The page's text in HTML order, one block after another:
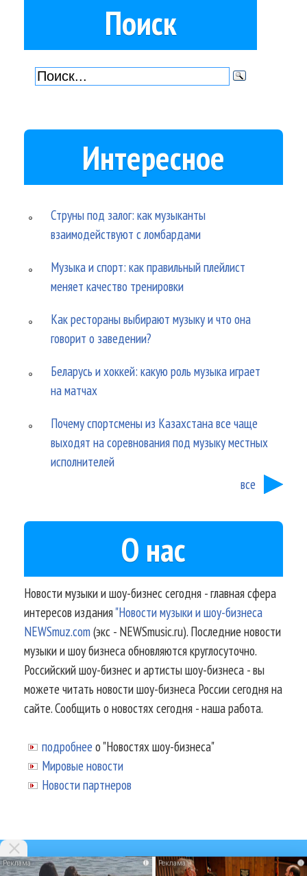
Поиск
Интересное
Струны под залог: как музыканты
взаимодействуют с ломбардами
Музыка и спорт: как правильный плейлист
меняет качество тренировки
Как рестораны выбирают музыку и что она
говорит о заведении?
Беларусь и хоккей: какую роль музыка играет
на матчах
Почему спортсмены из Казахстана все чаще
выходят на соревнования под музыку местных
исполнителей
все
О нас
Новости музыки и шоу-бизнес сегодня - главная сфера
интересов издания"Новости музыки и шоу-бизнеса
NEWSmuz.com(экс - NEWSmusic.ru). Последние новости
музыки и шоу бизнеса обновляются круглосуточно.
Российский шоу-бизнес и артисты шоу-бизнеса - вы
можете читать новости шоу-бизнеса России сегодня на
сайте. Сообщить о новостях сегодня - наша работа.
подробнее о "Новостях шоу-бизнеса"
Мировые новости
Новости партнеров
i i